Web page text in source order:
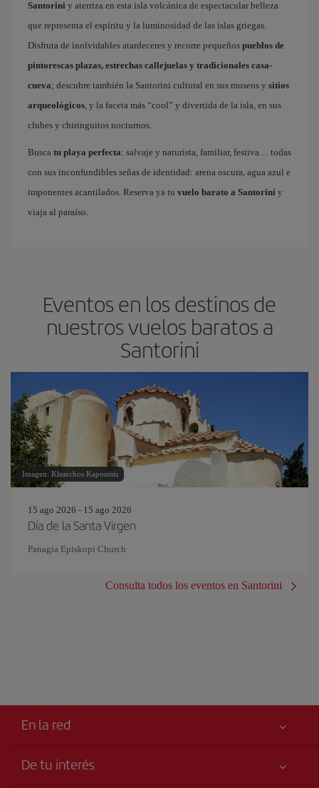
Santorini y aterriza en esta isla volcánica de espectacular belleza
que representa el espíritu y la luminosidad de las islas griegas.
Disfruta de inolvidables atardeceres y recorre pequeños pueblos de
pintorescas plazas, estrechas callejuelas y tradicionales casa-
cueva; descubre también la Santorini cultural en sus museos y sitios
arqueológicos, y la faceta más “cool” y divertida de la isla, en sus
clubes y chiringuitos nocturnos.
Busca tu playa perfecta: salvaje y naturista, familiar, festiva… todas
con sus inconfundibles señas de identidad: arena oscura, agua azul e
imponentes acantilados. Reserva ya tu vuelo barato a Santorini y
viaja al paraíso.
Eventos en los destinos de
nuestros vuelos baratos a
Santorini
Imagen: Klearchos Kapoutsis
15 ago 2026 - 15 ago 2026
Día de la Santa Virgen
Panagia Episkopi Church
Consulta todos los eventos en Santorini
En la red
De tu interés